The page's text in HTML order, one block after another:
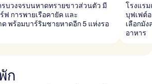
บวงจรบนหาดทรายขาวส่วนตัว มี
ฟ การพายเรือคายัค และ
พร้อมบาร์ริมชายหาดอีก 5 แห่งรอ
โรงแรม
บุฟเฟต์
เลือกมั
อาหาร
ก